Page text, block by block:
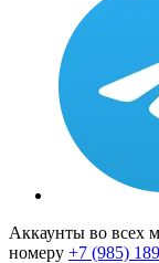
Аккаунты во всех
номеру +7 (985)